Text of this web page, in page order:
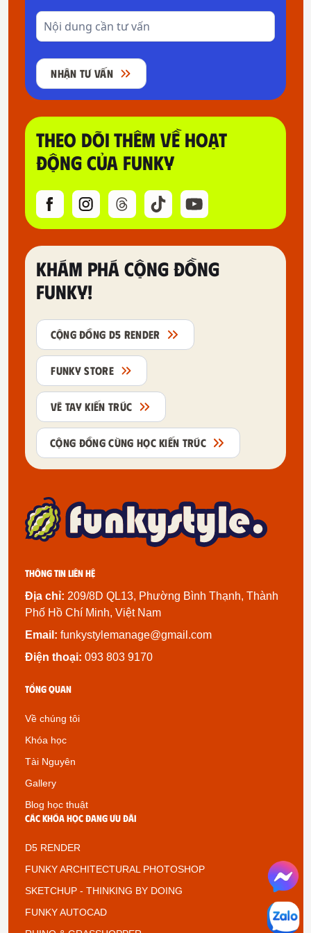
NHẬN TƯ VẤN
THEO DÕI THÊM VỀ HOẠT
ĐỘNG CỦA FUNKY
KHÁM PHÁ CỘNG ĐỒNG
FUNKY!
CỘNG ĐỒNG D5 RENDER
FUNKY STORE
VẼ TAY KIẾN TRÚC
CỘNG ĐỒNG CÙNG HỌC KIẾN TRÚC
Thông tin liên hệ
Địa chỉ: 209/8D QL13, Phường Bình Thạnh, Thành
Phố Hồ Chí Minh, Việt Nam
Email: funkystylemanage@gmail.com
Điện thoại: 093 803 9170
Tổng quan
Về chúng tôi
Khóa học
Tài Nguyên
Gallery
Blog học thuật
Các khóa học đang ưu đãi
D5 RENDER
FUNKY ARCHITECTURAL PHOTOSHOP
SKETCHUP - THINKING BY DOING
FUNKY AUTOCAD